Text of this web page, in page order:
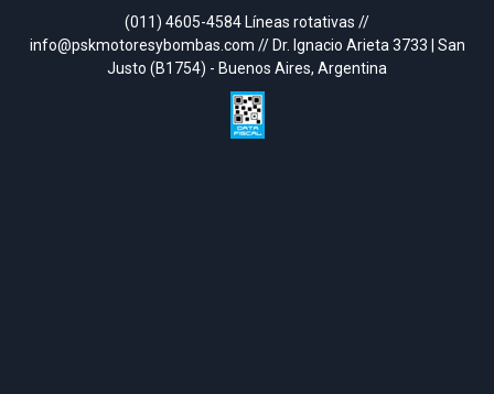
(011) 4605-4584 Líneas rotativas //
info@pskmotoresybombas.com // Dr. Ignacio Arieta 3733 | San
Justo (B1754) - Buenos Aires, Argentina